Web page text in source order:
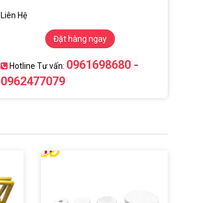
Liên Hệ
Đặt hàng ngay
Hotline Tư vấn: 0961698680 -
0962477079